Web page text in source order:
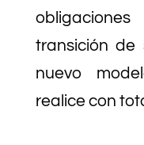
transición de
nuevo
realice con